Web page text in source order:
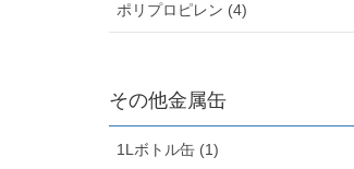
ポリプロピレン (4)
その他金属缶
1Lボトル缶 (1)